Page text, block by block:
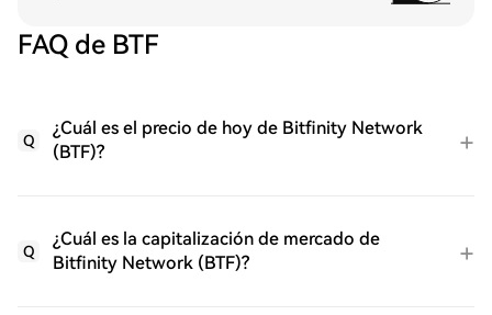
FAQ de BTF
Q
¿Cuál es el precio de hoy de Bitfinity Network
(BTF)?
Q
¿Cuál es la capitalización de mercado de
Bitfinity Network (BTF)?